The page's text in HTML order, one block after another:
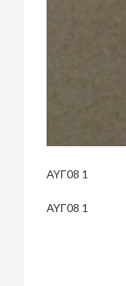
ΑΥΓ08 1
ΑΥΓ08 1